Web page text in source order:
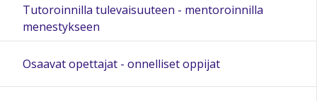
Tutoroinnilla tulevaisuuteen - mentoroinnilla
menestykseen
Osaavat opettajat - onnelliset oppijat